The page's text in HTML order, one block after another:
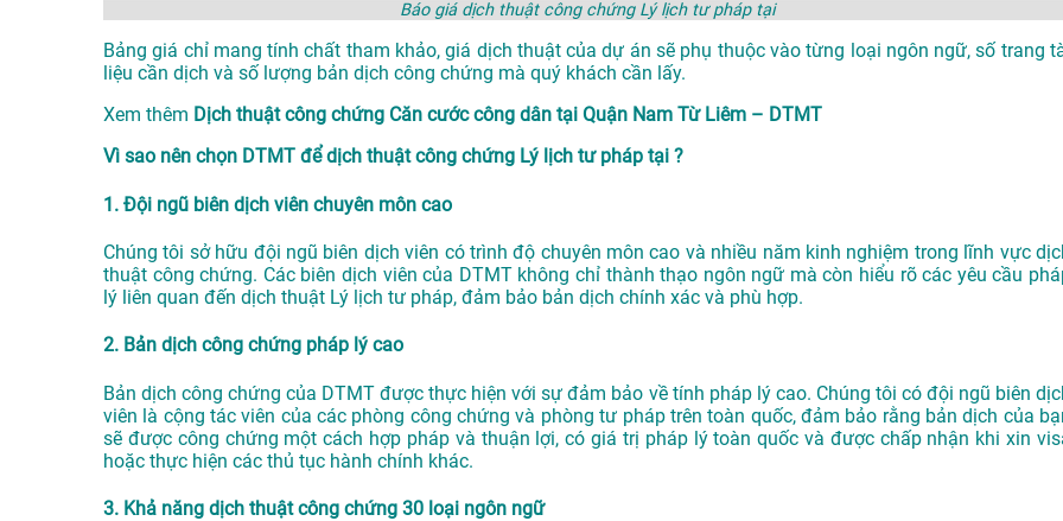
Báo giá dịch thuật công chứng Lý lịch tư pháp tại
Bảng giá chỉ mang tính chất tham khảo, giá dịch thuật của dự án sẽ phụ thuộc vào từng loại ngôn ngữ, số trang
liệu cần dịch và số lượng bản dịch công chứng mà quý khách cần lấy.
Xem thêm Dịch thuật công chứng Căn cước công dân tại Quận Nam Từ Liêm – DTMT
Vì sao nên chọn DTMT để dịch thuật công chứng Lý lịch tư pháp tại ?
1. Đội ngũ biên dịch viên chuyên môn cao
Chúng tôi sở hữu đội ngũ biên dịch viên có trình độ chuyên môn cao và nhiều năm kinh nghiệm trong lĩnh vực
thuật công chứng. Các biên dịch viên của DTMT không chỉ thành thạo ngôn ngữ mà còn hiểu rõ các yêu cầu
lý liên quan đến dịch thuật Lý lịch tư pháp, đảm bảo bản dịch chính xác và phù hợp.
2. Bản dịch công chứng pháp lý cao
Bản dịch công chứng của DTMT được thực hiện với sự đảm bảo về tính pháp lý cao. Chúng tôi có đội ngũ biên
viên là cộng tác viên của các phòng công chứng và phòng tư pháp trên toàn quốc, đảm bảo rằng bản dịch của
sẽ được công chứng một cách hợp pháp và thuận lợi, có giá trị pháp lý toàn quốc và được chấp nhận khi xin
hoặc thực hiện các thủ tục hành chính khác.
3. Khả năng dịch thuật công chứng 30 loại ngôn ngữ